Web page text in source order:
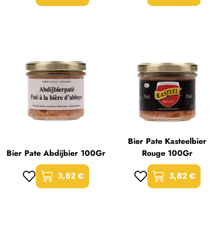
Bier Pate Abdijbier 100Gr
3,82 €
Bier Pate Kasteelbier
Rouge 100Gr
3,82 €